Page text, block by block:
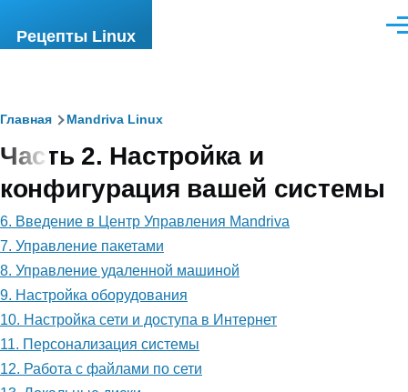
Рецепты Linux
Строка
навигации
Главная Mandriva Linux
Часть 2. Настройка и
конфигурация вашей системы
6. Введение в Центр Управления Mandriva
7. Управление пакетами
8. Управление удаленной машиной
9. Настройка оборудования
10. Настройка сети и доступа в Интернет
11. Персонализация системы
12. Работа с файлами по сети